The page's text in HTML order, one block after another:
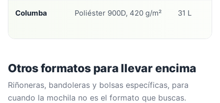
Columba Poliéster 900D, 420 g/m² 31 L
Otros formatos para llevar encima
Riñoneras, bandoleras y bolsas específicas, para
cuando la mochila no es el formato que buscas.